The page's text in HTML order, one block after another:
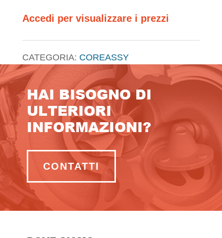
Accedi per visualizzare i prezzi
CATEGORIA: COREASSY
HAI BISOGNO DI
ULTERIORI
INFORMAZIONI?
CONTATTI